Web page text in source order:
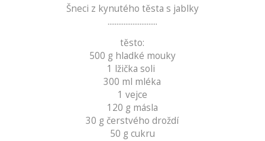
Šneci z kynutého těsta s jablky
............................
těsto:
500 g hladké mouky
1 lžička soli
300 ml mléka
1 vejce
120 g másla
30 g čerstvého droždí
50 g cukru